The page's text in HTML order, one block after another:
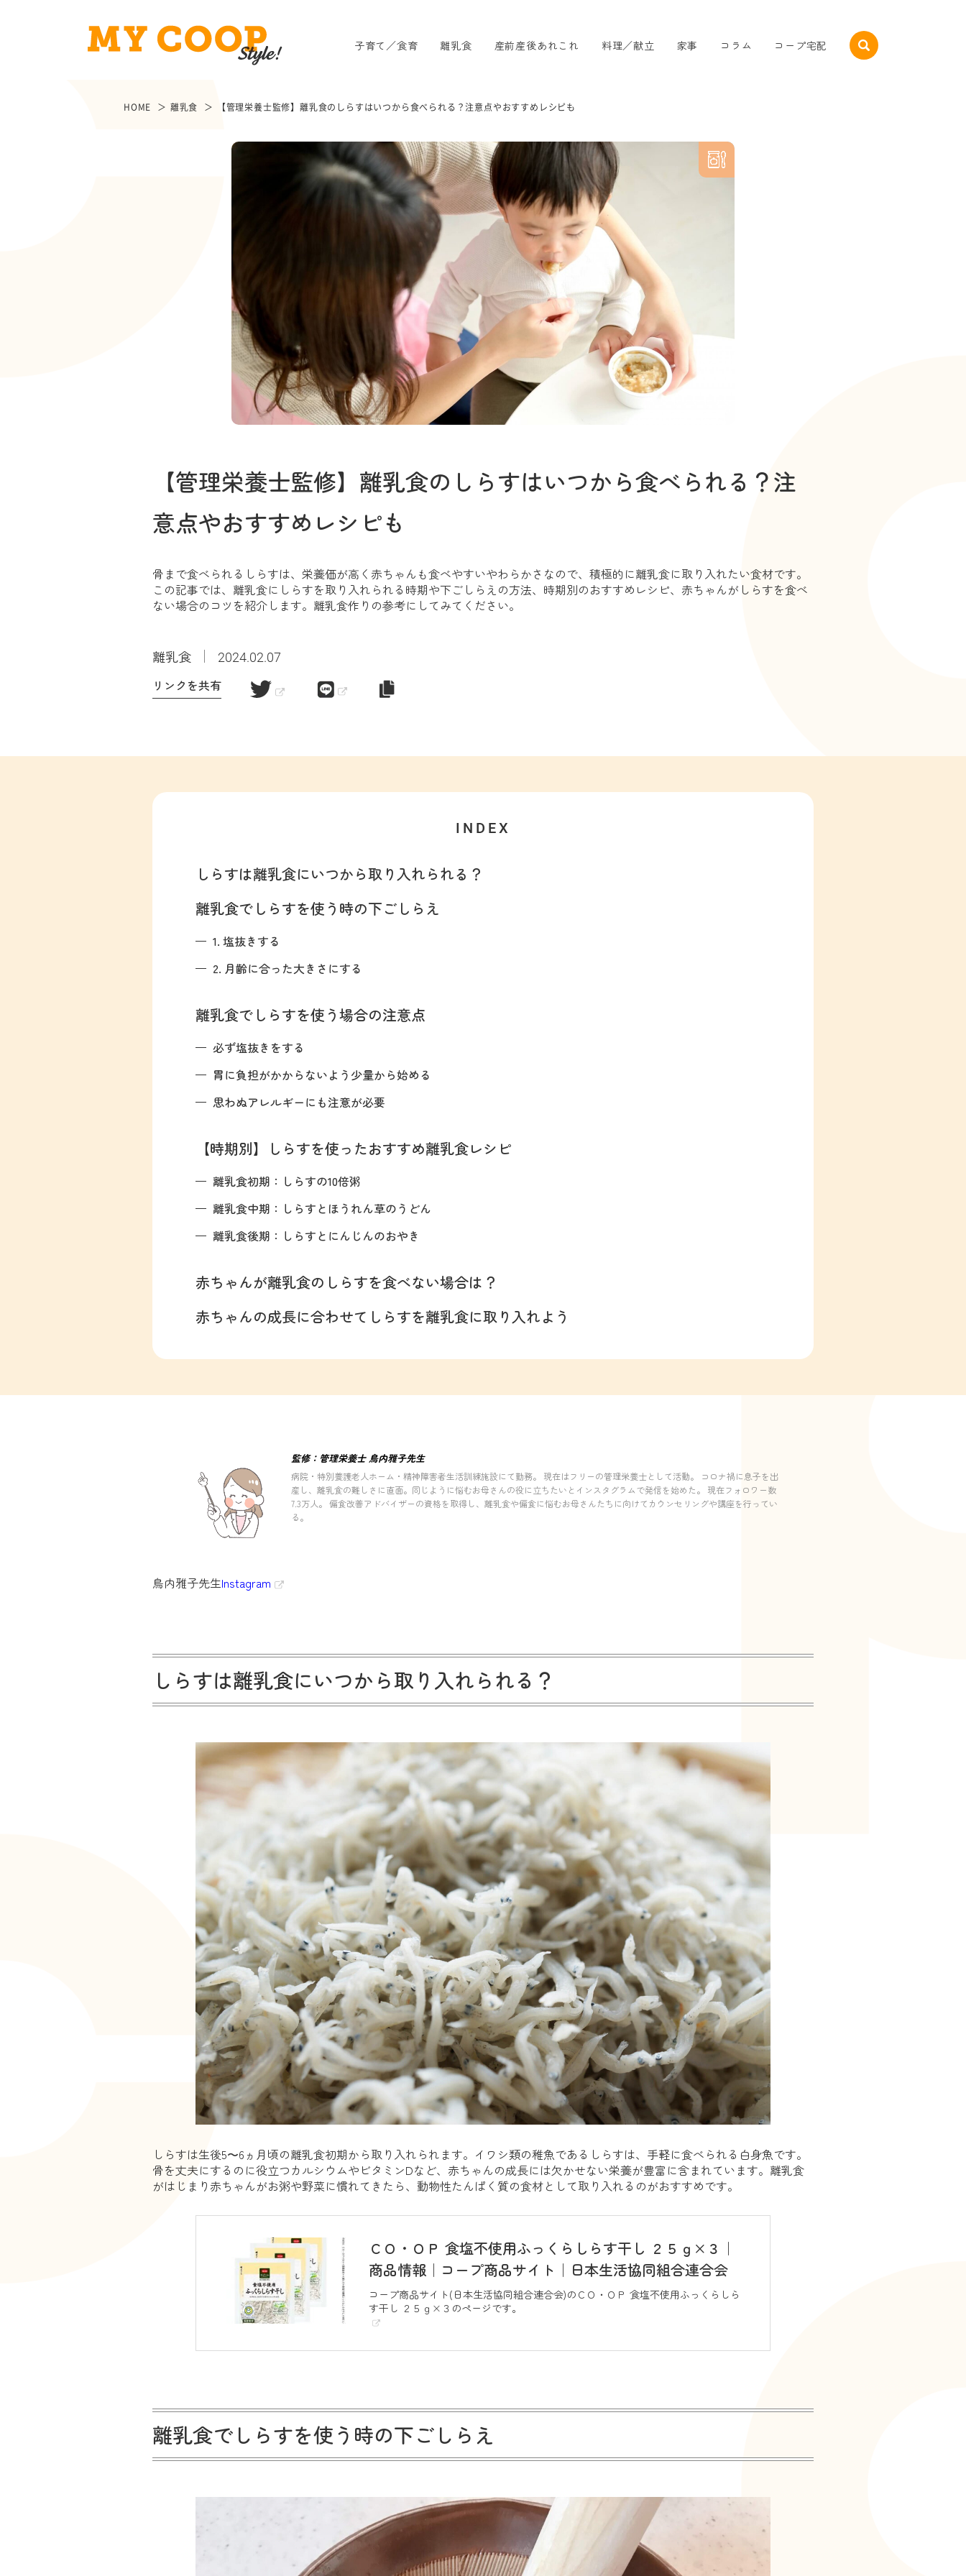
子育て／食育 離乳食 産前産後あれこれ 料理／献立 家事 コラム コープ宅配
HOME 離乳食 【管理栄養士監修】離乳食のしらすはいつから食べられる？注意点やおすすめレシピも
【管理栄養士監修】離乳食のしらすはいつから食べられる？注
意点やおすすめレシピも
骨まで食べられるしらすは、栄養価が高く赤ちゃんも食べやすいやわらかさなので、積極的に離乳食に取り入れたい食材です。
この記事では、離乳食にしらすを取り入れられる時期や下ごしらえの方法、時期別のおすすめレシピ、赤ちゃんがしらすを食べ
ない場合のコツを紹介します。離乳食作りの参考にしてみてください。
離乳食 2024.02.07
リンクを共有
INDEX
しらすは離乳食にいつから取り入れられる？
離乳食でしらすを使う時の下ごしらえ
1. 塩抜きする
2. 月齢に合った大きさにする
離乳食でしらすを使う場合の注意点
必ず塩抜きをする
胃に負担がかからないよう少量から始める
思わぬアレルギーにも注意が必要
【時期別】しらすを使ったおすすめ離乳食レシピ
離乳食初期：しらすの10倍粥
離乳食中期：しらすとほうれん草のうどん
離乳食後期：しらすとにんじんのおやき
赤ちゃんが離乳食のしらすを食べない場合は？
赤ちゃんの成長に合わせてしらすを離乳食に取り入れよう
監修：管理栄養士 鳥内雅子先生
病院・特別養護老人ホーム・精神障害者生活訓練施設にて勤務。 現在はフリーの管理栄養士として活動。 コロナ禍に息子を出
産し、離乳食の難しさに直面。同じように悩むお母さんの役に立ちたいとインスタグラムで発信を始めた。 現在フォロワー数
7.3万人。 偏食改善アドバイザーの資格を取得し、離乳食や偏食に悩むお母さんたちに向けてカウンセリングや講座を行ってい
る。
鳥内雅子先生Instagram
しらすは離乳食にいつから取り入れられる？
しらすは生後5〜6ヵ月頃の離乳食初期から取り入れられます。イワシ類の稚魚であるしらすは、手軽に食べられる白身魚です。
骨を丈夫にするのに役立つカルシウムやビタミンDなど、赤ちゃんの成長には欠かせない栄養が豊富に含まれています。離乳食
がはじまり赤ちゃんがお粥や野菜に慣れてきたら、動物性たんぱく質の食材として取り入れるのがおすすめです。
ＣＯ・ＯＰ 食塩不使用ふっくらしらす干し ２５ｇ×３｜
商品情報｜コープ商品サイト｜日本生活協同組合連合会
コープ商品サイト(日本生活協同組合連合会)のＣＯ・ＯＰ 食塩不使用ふっくらしら
す干し ２５ｇ×３のページです。
離乳食でしらすを使う時の下ごしらえ